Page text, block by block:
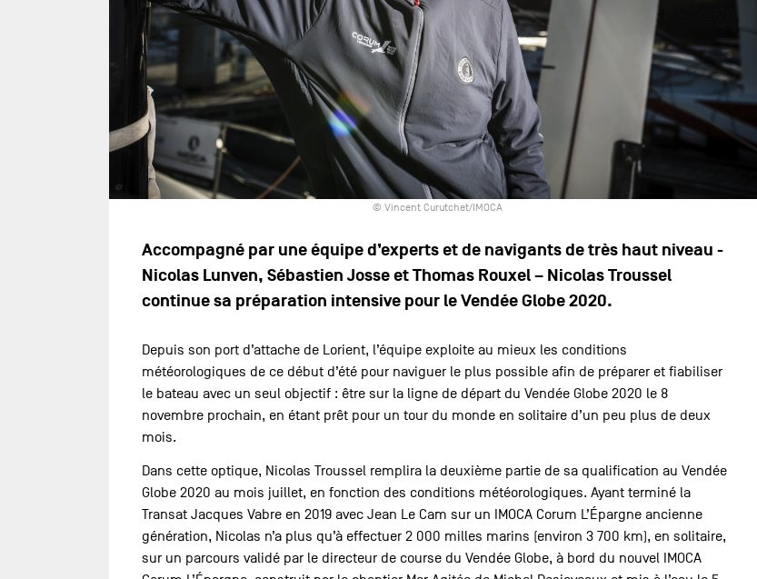
© Vincent Curutchet/IMOCA
Accompagné par une équipe d’experts et de navigants de très haut niveau -
Nicolas Lunven, Sébastien Josse et Thomas Rouxel – Nicolas Troussel
continue sa préparation intensive pour le Vendée Globe 2020.
Depuis son port d’attache de Lorient, l’équipe exploite au mieux les conditions
météorologiques de ce début d’été pour naviguer le plus possible afin de préparer et fiabiliser
le bateau avec un seul objectif : être sur la ligne de départ du Vendée Globe 2020 le 8
novembre prochain, en étant prêt pour un tour du monde en solitaire d’un peu plus de deux
mois.
Dans cette optique, Nicolas Troussel remplira la deuxième partie de sa qualification au Vendée
Globe 2020 au mois juillet, en fonction des conditions météorologiques. Ayant terminé la
Transat Jacques Vabre en 2019 avec Jean Le Cam sur un IMOCA Corum L’Épargne ancienne
génération, Nicolas n’a plus qu’à effectuer 2 000 milles marins (environ 3 700 km), en solitaire,
sur un parcours validé par le directeur de course du Vendée Globe, à bord du nouvel IMOCA